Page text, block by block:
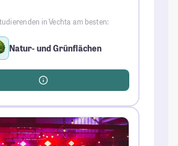
in Vechta am besten:
Natur- und Grünflächen